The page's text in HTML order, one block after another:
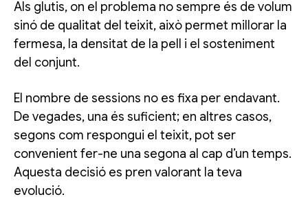
Als glutis, on el problema no sempre és de volum
sinó de qualitat del teixit, això permet millorar la
fermesa, la densitat de la pell i el sosteniment
del conjunt.
El nombre de sessions no es fixa per endavant.
De vegades, una és suficient; en altres casos,
segons com respongui el teixit, pot ser
convenient fer-ne una segona al cap d’un temps.
Aquesta decisió es pren valorant la teva
evolució.